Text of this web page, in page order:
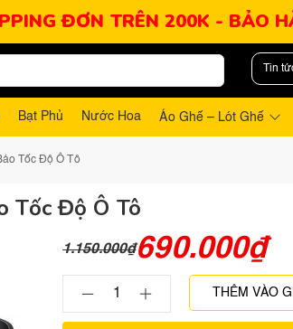
ĐƠN TRÊN 200K - BẢO
Tin
Bạt Phủ Nước Hoa Áo Ghế – Lót Ghế
Tốc Độ Ô Tô
Tốc Độ Ô Tô
1.150.000₫690.000₫
THÊM VÀO